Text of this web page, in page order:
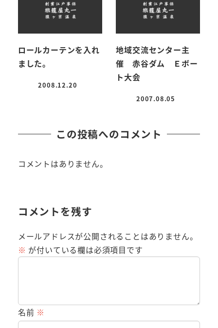
ロールカーテンを入れ
ました。
投稿日
2008.12.20
地域交流センター主
催 赤谷ダム Ｅボー
ト大会
投稿日
2007.08.05
この投稿へのコメント
コメントはありません。
コメントを残す
メールアドレスが公開されることはありません。
※ が付いている欄は必須項目です
名前 ※